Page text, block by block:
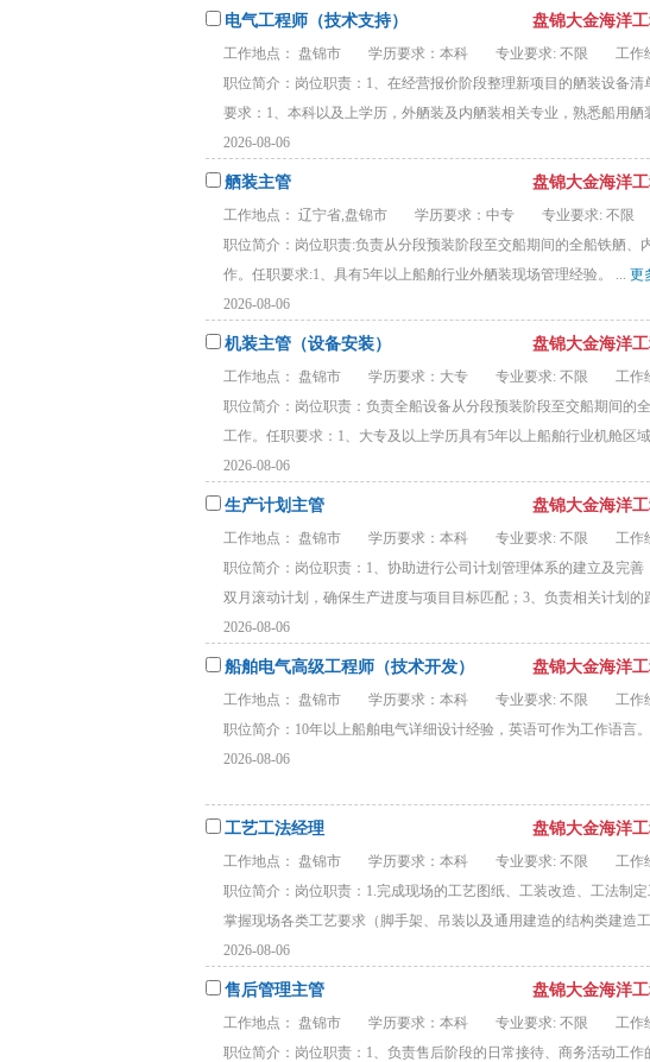
电气工程师（技术支持） 盘锦大金海洋
工作地点： 盘锦市
学历要求：本科 专业要求: 不限
工作
职位简介：岗位职责：1、在经营报价阶段整理新项目的舾装设备
要求：1、本科以及上学历，外舾装及内舾装相关专业，熟悉船用舾
2026-08-06
舾装主管 盘锦大金海洋
工作地点： 辽宁省,盘锦市
学历要求：中专 专业要求: 不限
职位简介：岗位职责:负责从分段预装阶段至交船期间的全船铁舾
作。任职要求:1、具有5年以上船舶行业外舾装现场管理经验。 ... 更
2026-08-06
机装主管（设备安装） 盘锦大金海洋
工作地点： 盘锦市
学历要求：大专 专业要求: 不限
工作
职位简介：岗位职责：负责全船设备从分段预装阶段至交船期间的
工作。任职要求：1、大专及以上学历具有5年以上船舶行业机舱区
2026-08-06
生产计划主管 盘锦大金海洋
工作地点： 盘锦市
学历要求：本科 专业要求: 不限
工作
职位简介：岗位职责：1、协助进行公司计划管理体系的建立及完
双月滚动计划，确保生产进度与项目目标匹配‌；3、负责相关计划的
2026-08-06
船舶电气高级工程师（技术开发） 盘锦大金海洋
工作地点： 盘锦市
学历要求：本科 专业要求: 不限
工作
职位简介：10年以上船舶电气详细设计经验，英语可作为工作语言
2026-08-06
工艺工法经理 盘锦大金海洋
工作地点： 盘锦市
学历要求：本科 专业要求: 不限
工作
职位简介：岗位职责：1.完成现场的工艺图纸、工装改造、工法制
掌握现场各类工艺要求（脚手架、吊装以及通用建造的结构类建造
2026-08-06
售后管理主管 盘锦大金海洋
工作地点： 盘锦市
学历要求：本科 专业要求: 不限
工作
职位简介：岗位职责：1、负责售后阶段的日常接待、商务活动工